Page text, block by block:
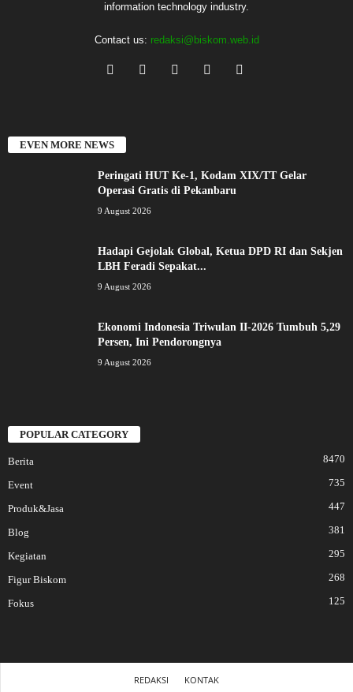
information technology industry.
Contact us: redaksi@biskom.web.id
EVEN MORE NEWS
Peringati HUT Ke-1, Kodam XIX/TT Gelar
Operasi Gratis di Pekanbaru
9 August 2026
Hadapi Gejolak Global, Ketua DPD RI dan Sekjen
LBH Feradi Sepakat...
9 August 2026
Ekonomi Indonesia Triwulan II-2026 Tumbuh 5,29
Persen, Ini Pendorongnya
9 August 2026
POPULAR CATEGORY
Berita 8470
Event 735
Produk&Jasa 447
Blog 381
Kegiatan 295
Figur Biskom 268
Fokus 125
REDAKSI KONTAK